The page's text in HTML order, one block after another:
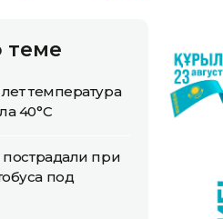
теме
температура
40°C
пострадали при
под